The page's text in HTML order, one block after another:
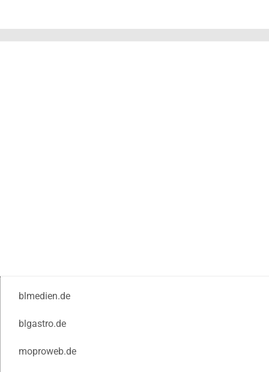
blmedien.de
blgastro.de
moproweb.de